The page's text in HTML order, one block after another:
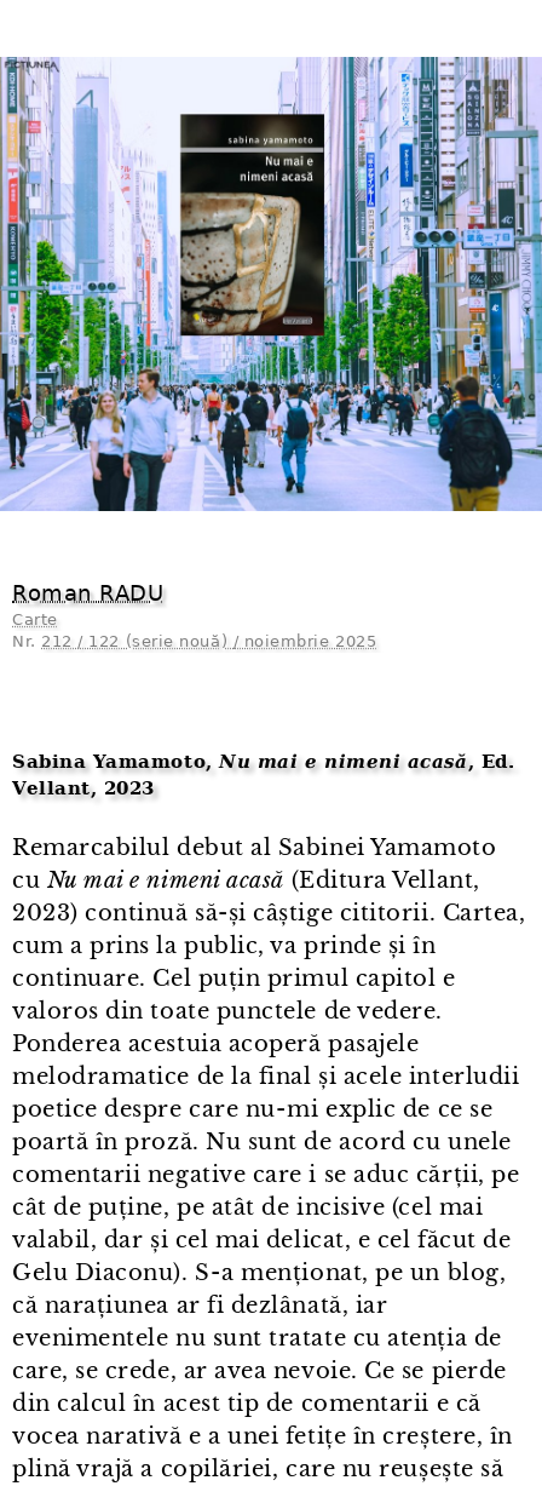
Roman RADU
Carte
Nr. 212 / 122 (serie nouă) / noiembrie 2025
Sabina Yamamoto, Nu mai e nimeni acasă, Ed.
Vellant, 2023
Remarcabilul debut al Sabinei Yamamoto
cu Nu mai e nimeni acasă (Editura Vellant,
2023) continuă să-și câștige cititorii. Cartea,
cum a prins la public, va prinde și în
continuare. Cel puțin primul capitol e
valoros din toate punctele de vedere.
Ponderea acestuia acoperă pasajele
melodramatice de la final și acele interludii
poetice despre care nu⁠-⁠mi explic de ce se
poartă în proză. Nu sunt de acord cu unele
comentarii negative care i se aduc cărții, pe
cât de puține, pe atât de incisive (cel mai
valabil, dar și cel mai delicat, e cel făcut de
Gelu Diaconu). S⁠-⁠a menționat, pe un blog,
că narațiunea ar fi dezlânată, iar
evenimentele nu sunt tratate cu atenția de
care, se crede, ar avea nevoie. Ce se pierde
din calcul în acest tip de comentarii e că
vocea narativă e a unei fetițe în creștere, în
plină vrajă a copilăriei, care nu reușește să